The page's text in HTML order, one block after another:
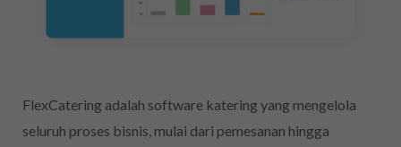
FlexCatering adalah software katering yang mengelola
seluruh proses bisnis, mulai dari pemesanan hingga